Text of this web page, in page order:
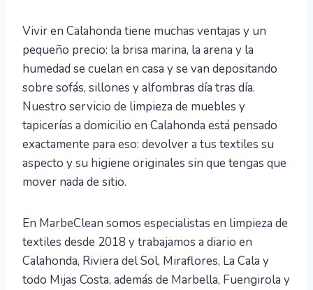
Vivir en Calahonda tiene muchas ventajas y un
pequeño precio: la brisa marina, la arena y la
humedad se cuelan en casa y se van depositando
sobre sofás, sillones y alfombras día tras día.
Nuestro servicio de limpieza de muebles y
tapicerías a domicilio en Calahonda está pensado
exactamente para eso: devolver a tus textiles su
aspecto y su higiene originales sin que tengas que
mover nada de sitio.
En MarbeClean somos especialistas en limpieza de
textiles desde 2018 y trabajamos a diario en
Calahonda, Riviera del Sol, Miraflores, La Cala y
todo Mijas Costa, además de Marbella, Fuengirola y